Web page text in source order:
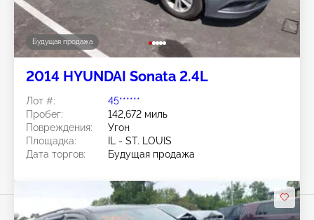
Будущая продажа
2014 HYUNDAI Sonata 2.4L
Лот #:
45******
Пробег:
142,672 миль
Повреждения:
Угон
Площадка:
IL - ST. LOUIS
Дата торгов:
Будущая продажа